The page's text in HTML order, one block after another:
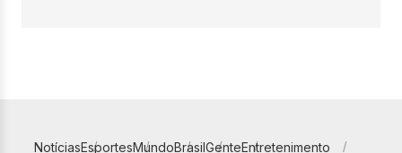
NotíciasEsportesMundoBrasilGenteEntretenimento